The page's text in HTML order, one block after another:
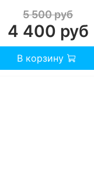
5 500 руб
4 400 руб
В корзину